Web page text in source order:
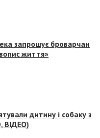
запрошує броварчан
життя»
дитину і собаку з
ВІДЕО)